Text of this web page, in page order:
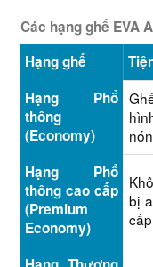
Các hạng ghế EVA
Hạng ghế
Hạng Phổ
thông
(Economy)
Hạng Phổ
thông cao cấp
(Premium
Economy)
bị
cấp